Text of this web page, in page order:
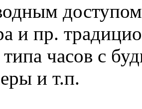
и пр.
часов с
и т.п.